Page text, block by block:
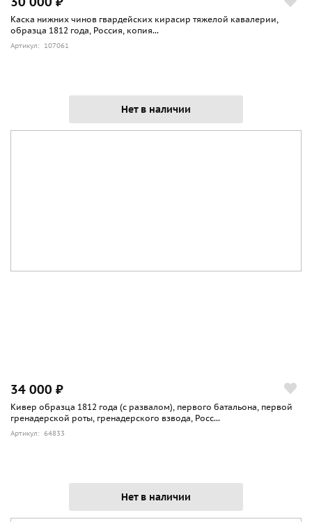
Каска нижних чинов гвардейских кирасир тяжелой кавалерии,
образца 1812 года, Россия, копия...
Артикул: 107061
Нет в наличии
34 000 ₽
Кивер образца 1812 года (с развалом), первого батальона, первой
гренадерской роты, гренадерского взвода, Росс...
Артикул: 64833
Нет в наличии